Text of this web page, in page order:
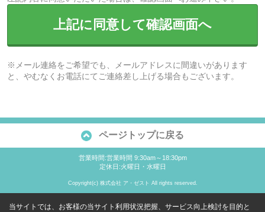
上記に同意して確認画面へ
※メール連絡をご希望でも、メールアドレスに間違いがあります
と、やむなくお電話にてご連絡差し上げる場合もございます。
ページトップに戻る
営業時間:営業時間 9:30am～18:30pm
定休日:火曜日・水曜日
Copyright(c) 株式会社 ア・ゼスト All rights reserved.
当サイトでは、お客様の当サイト利用状況把握、サービス向上検討を目的と